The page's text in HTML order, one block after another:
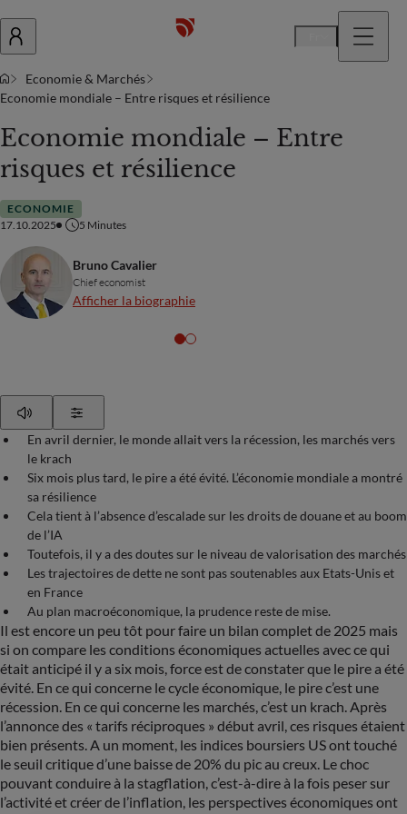
Economie & Marchés
Economie mondiale – Entre risques et résilience
Economie mondiale – Entre
risques et résilience
ECONOMIE
17.10.2025
5 Minutes
Bruno Cavalier
Chief economist
Afficher la biographie
En avril dernier, le monde allait vers la récession, les marchés vers
le krach
Six mois plus tard, le pire a été évité. L’économie mondiale a montré
sa résilience
Cela tient à l’absence d’escalade sur les droits de douane et au boom
de l’IA
Toutefois, il y a des doutes sur le niveau de valorisation des marchés
Les trajectoires de dette ne sont pas soutenables aux Etats-Unis et
en France
Au plan macroéconomique, la prudence reste de mise.
Il est encore un peu tôt pour faire un bilan complet de 2025 mais
si on compare les conditions économiques actuelles avec ce qui
était anticipé il y a six mois, force est de constater que le pire a été
évité. En ce qui concerne le cycle économique, le pire c’est une
récession. En ce qui concerne les marchés, c’est un krach. Après
l’annonce des « tarifs réciproques » début avril, ces risques étaient
bien présents. A un moment, les indices boursiers US ont touché
le seuil critique d’une baisse de 20% du pic au creux. Le choc
pouvant conduire à la stagflation, c’est-à-dire à la fois peser sur
l’activité et créer de l’inflation, les perspectives économiques ont